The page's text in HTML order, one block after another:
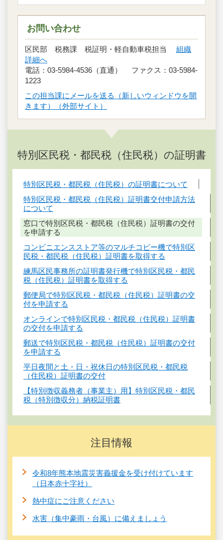
お問い合わせ
区民部 税務課 税証明・軽自動車税担当 組織
詳細へ
電話：03-5984-4536（直通） ファクス：03-5984-
1223
この担当課にメールを送る（新しいウィンドウを開
きます）（外部サイト）
特別区民税・都民税（住民税）の証明書
特別区民税・都民税（住民税）の証明書について
特別区民税・都民税（住民税）証明書交付申請方法
について
窓口で特別区民税・都民税（住民税）証明書の交付
を申請する
コンビニエンスストア等のマルチコピー機で特別区
民税・都民税（住民税）証明書を取得する
練馬区民事務所の証明書発行機で特別区民税・都民
税（住民税）証明書を取得する
郵便局で特別区民税・都民税（住民税）証明書の交
付を申請する
オンラインで特別区民税・都民税（住民税）証明書
の交付を申請する
郵送で特別区民税・都民税（住民税）証明書の交付
を申請する
平日夜間と土・日・祝休日の特別区民税・都民税
（住民税）証明書の交付
【特別徴収義務者（事業主）用】特別区民税・都民
税（特別徴収分）納税証明書
注目情報
令和8年熊本地震災害義援金を受け付けています
（日本赤十字社）
熱中症にご注意ください
水害（集中豪雨・台風）に備えましょう